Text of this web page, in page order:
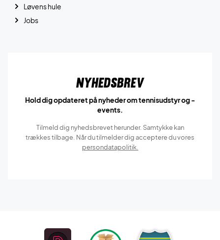
Løvens hule
Jobs
Nyhedsbrev
Hold dig opdateret på nyheder om tennisudstyr og -
events.
Tilmeld dig nyhedsbrevet herunder. Samtykke kan
trækkes tilbage. Når du tilmelder dig acceptere du vores
persondatapolitik.